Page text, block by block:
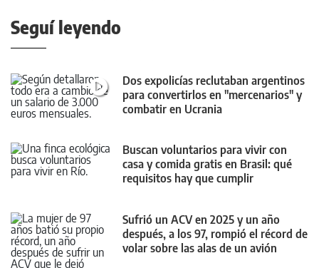
Seguí leyendo
Dos expolicías reclutaban argentinos
para convertirlos en "mercenarios" y
combatir en Ucrania
Buscan voluntarios para vivir con
casa y comida gratis en Brasil: qué
requisitos hay que cumplir
Sufrió un ACV en 2025 y un año
después, a los 97, rompió el récord de
volar sobre las alas de un avión